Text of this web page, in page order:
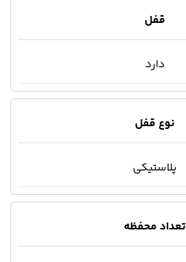
قفل
دارد
نوع قفل
پلاستیکی
تعداد محفظه